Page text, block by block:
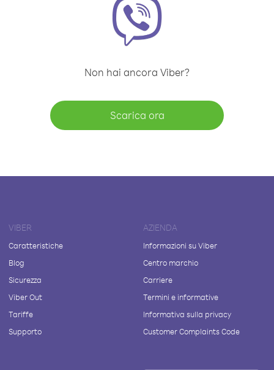
Non hai ancora Viber?
Scarica ora
VIBER
Caratteristiche
Blog
Sicurezza
Viber Out
Tariffe
Supporto
AZIENDA
Informazioni su Viber
Centro marchio
Carriere
Termini e informative
Informativa sulla privacy
Customer Complaints Code